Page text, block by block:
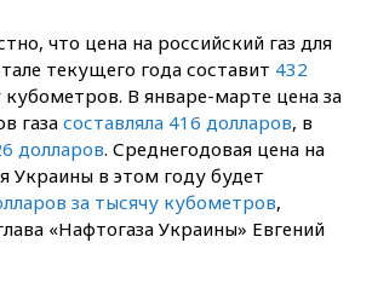
что цена на российский газ для
текущего года составит 432
кубометров. В январе-марте цена за
газа составляла 416 долларов, в
долларов. Среднегодовая цена на
Украины в этом году будет
за тысячу кубометров,
«Нафтогаза Украины» Евгений